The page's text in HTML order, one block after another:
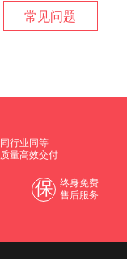
常见问题
同行业同等
质量高效交付
保
终身免费
售后服务